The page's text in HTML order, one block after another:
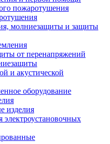
пожаротушения
молниезащиты и защиты
от перенапряжений
и акустической
оборудование
изделия
электроустановочных